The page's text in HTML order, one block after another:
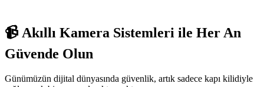
📹 Akıllı Kamera Sistemleri ile Her An
Güvende Olun
Günümüzün dijital dünyasında güvenlik, artık sadece kapı kilidiyle